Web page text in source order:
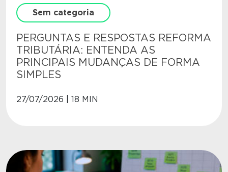
Sem categoria
PERGUNTAS E RESPOSTAS REFORMA
TRIBUTÁRIA: ENTENDA AS
PRINCIPAIS MUDANÇAS DE FORMA
SIMPLES
27/07/2026 | 18 MIN